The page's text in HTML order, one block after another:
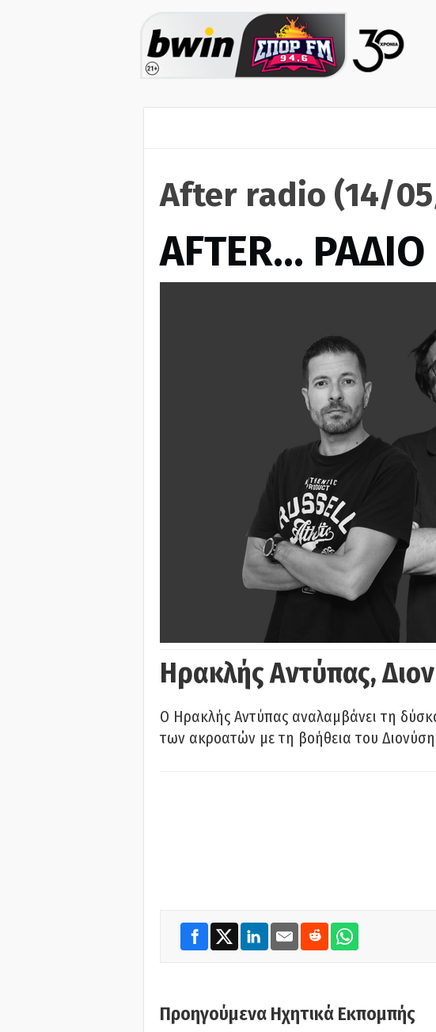
After radio (14/
AFTER… ΡΑΔΙΟ
Ηρακλής Αντύπας,
Ο Ηρακλής Αντύπας αναλαμβάνει τη
των ακροατών με τη βοήθεια του
Προηγούμενα Ηχητικά Εκπομπής